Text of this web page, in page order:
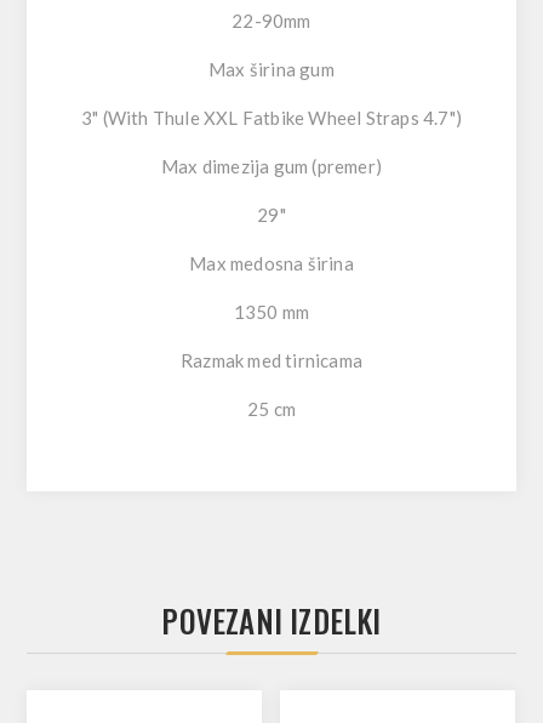
22-90mm
Max širina gum
3" (With Thule XXL Fatbike Wheel Straps 4.7")
Max dimezija gum (premer)
29"
Max medosna širina
1350 mm
Razmak med tirnicama
25 cm
POVEZANI IZDELKI